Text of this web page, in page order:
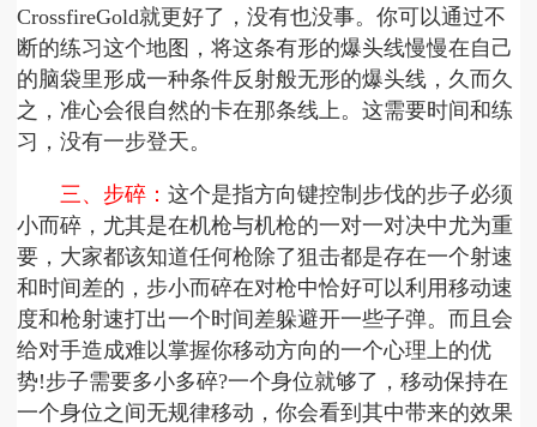
CrossfireGold就更好了，没有也没事。你可以通过不
断的练习这个地图，将这条有形的爆头线慢慢在自己
的脑袋里形成一种条件反射般无形的爆头线，久而久
之，准心会很自然的卡在那条线上。这需要时间和练
习，没有一步登天。
三、步碎：这个是指方向键控制步伐的步子必须
小而碎，尤其是在机枪与机枪的一对一对决中尤为重
要，大家都该知道任何枪除了狙击都是存在一个射速
和时间差的，步小而碎在对枪中恰好可以利用移动速
度和枪射速打出一个时间差躲避开一些子弹。而且会
给对手造成难以掌握你移动方向的一个心理上的优
势!步子需要多小多碎?一个身位就够了，移动保持在
一个身位之间无规律移动，你会看到其中带来的效果